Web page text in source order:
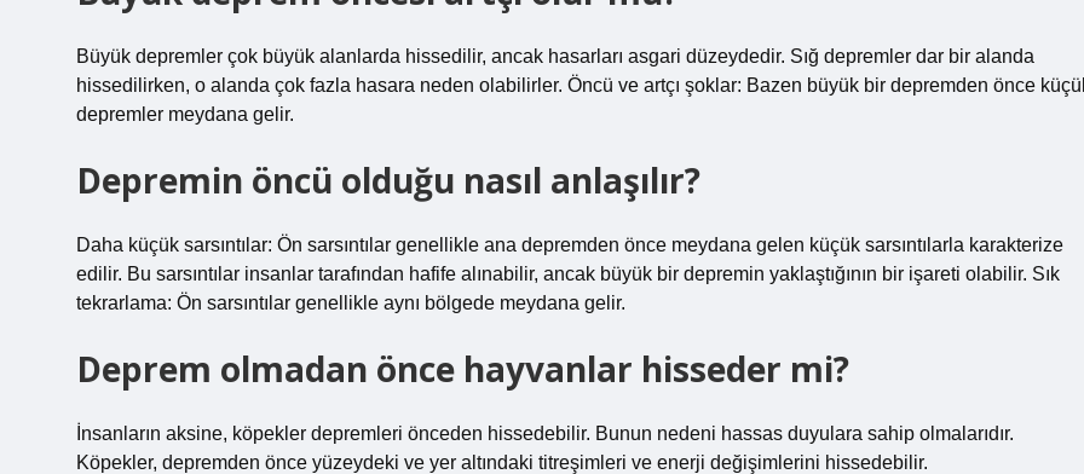
Büyük depremler çok büyük alanlarda hissedilir, ancak hasarları asgari düzeydedir. Sığ depremler dar bir alanda
hissedilirken, o alanda çok fazla hasara neden olabilirler. Öncü ve artçı şoklar: Bazen büyük bir depremden önce
depremler meydana gelir.
Depremin öncü olduğu nasıl anlaşılır?
Daha küçük sarsıntılar: Ön sarsıntılar genellikle ana depremden önce meydana gelen küçük sarsıntılarla karakterize
edilir. Bu sarsıntılar insanlar tarafından hafife alınabilir, ancak büyük bir depremin yaklaştığının bir işareti olabilir. Sık
tekrarlama: Ön sarsıntılar genellikle aynı bölgede meydana gelir.
Deprem olmadan önce hayvanlar hisseder mi?
İnsanların aksine, köpekler depremleri önceden hissedebilir. Bunun nedeni hassas duyulara sahip olmalarıdır.
Köpekler, depremden önce yüzeydeki ve yer altındaki titreşimleri ve enerji değişimlerini hissedebilir.